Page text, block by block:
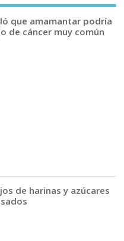
que amamantar podría
de cáncer muy común
de harinas y azúcares